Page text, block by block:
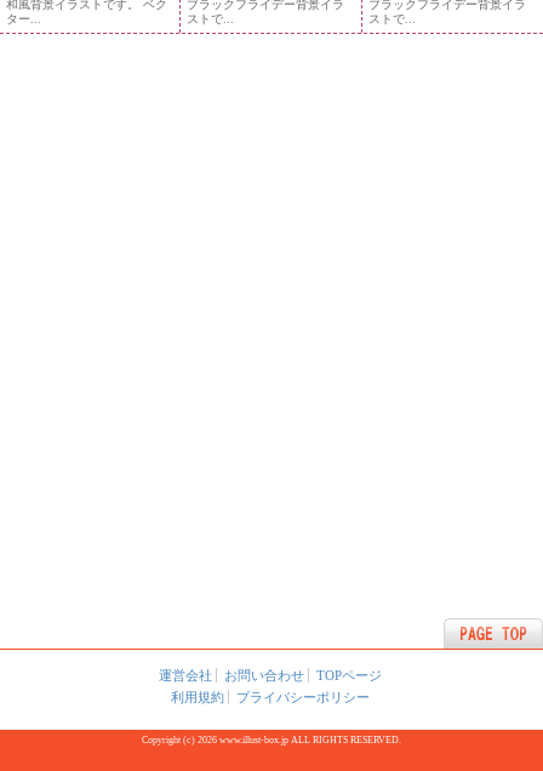
和風背景イラストです。 ベク
ター...
ブラックフライデー背景イラ
ストで...
ブラックフライデー背景イラ
ストで...
運営会社 お問い合わせ
TOPページ
利用規約
プライバシーポリシー
Copyright (c) 2026 www.illust-box.jp ALL RIGHTS RESERVED.